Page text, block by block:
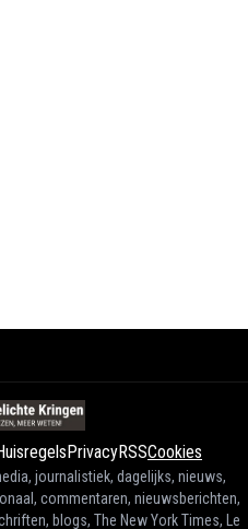
PrivacyRSSCookies
journalistiek, dagelijks, nieuws,
commentaren, nieuwsberichten,
blogs, The New York Times, Le